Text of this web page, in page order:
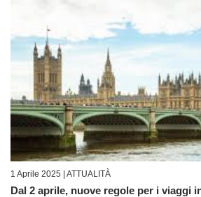
1 Aprile 2025 | ATTUALITÀ
Dal 2 aprile, nuove regole per i viaggi